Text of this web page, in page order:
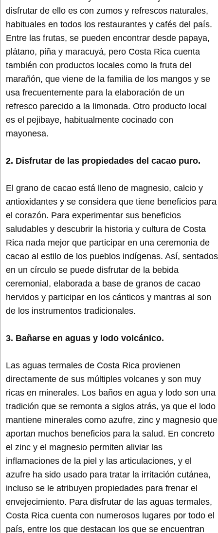
disfrutar de ello es con zumos y refrescos naturales,
habituales en todos los restaurantes y cafés del país.
Entre las frutas, se pueden encontrar desde papaya,
plátano, piña y maracuyá, pero Costa Rica cuenta
también con productos locales como la fruta del
marañón, que viene de la familia de los mangos y se
usa frecuentemente para la elaboración de un
refresco parecido a la limonada. Otro producto local
es el pejibaye, habitualmente cocinado con
mayonesa.
2. Disfrutar de las propiedades del cacao puro.
El grano de cacao está lleno de magnesio, calcio y
antioxidantes y se considera que tiene beneficios para
el corazón. Para experimentar sus beneficios
saludables y descubrir la historia y cultura de Costa
Rica nada mejor que participar en una ceremonia de
cacao al estilo de los pueblos indígenas. Así, sentados
en un círculo se puede disfrutar de la bebida
ceremonial, elaborada a base de granos de cacao
hervidos y participar en los cánticos y mantras al son
de los instrumentos tradicionales.
3. Bañarse en aguas y lodo volcánico.
Las aguas termales de Costa Rica provienen
directamente de sus múltiples volcanes y son muy
ricas en minerales. Los baños en agua y lodo son una
tradición que se remonta a siglos atrás, ya que el lodo
mantiene minerales como azufre, zinc y magnesio que
aportan muchos beneficios para la salud. En concreto
el zinc y el magnesio permiten aliviar las
inflamaciones de la piel y las articulaciones, y el
azufre ha sido usado para tratar la irritación cutánea,
incluso se le atribuyen propiedades para frenar el
envejecimiento. Para disfrutar de las aguas termales,
Costa Rica cuenta con numerosos lugares por todo el
país, entre los que destacan los que se encuentran